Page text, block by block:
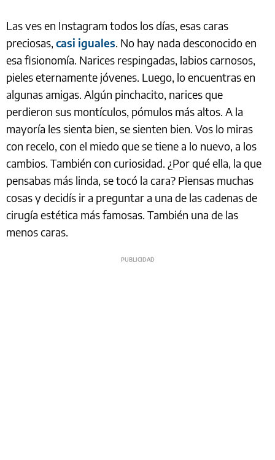
Las ves en Instagram todos los días, esas caras
preciosas, casi iguales. No hay nada desconocido en
esa fisionomía. Narices respingadas, labios carnosos,
pieles eternamente jóvenes. Luego, lo encuentras en
algunas amigas. Algún pinchacito, narices que
perdieron sus montículos, pómulos más altos. A la
mayoría les sienta bien, se sienten bien. Vos lo miras
con recelo, con el miedo que se tiene a lo nuevo, a los
cambios. También con curiosidad. ¿Por qué ella, la que
pensabas más linda, se tocó la cara? Piensas muchas
cosas y decidís ir a preguntar a una de las cadenas de
cirugía estética más famosas. También una de las
menos caras.